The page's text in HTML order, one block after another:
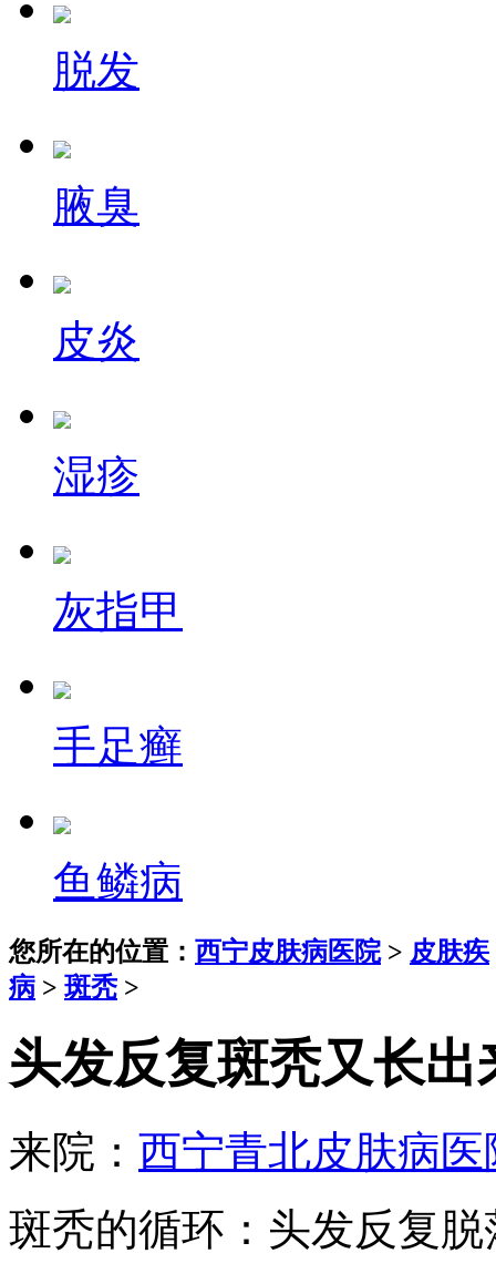
脱发
腋臭
皮炎
湿疹
灰指甲
手足癣
鱼鳞病
您所在的位置： 西宁皮肤病医院> 皮肤疾
病 > 斑秃 >
头发反复斑秃又长出
来院： 西宁青北皮肤病医
斑秃的循环：头发反复